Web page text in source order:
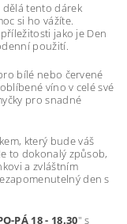
dělá tento dárek
si ho vážíte.
jako je Den
použití.
bílé nebo červené
víno v celé své
pro snadné
který bude váš
to dokonalý způsob,
a zvláštním
den s
PÁ 18 - 18.30" s